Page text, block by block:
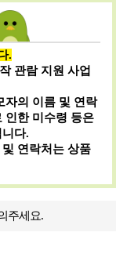
.
관람 지원 사업
자의 이름 및 연락
인한 미수령 등은
다.
연락처는 상품
주세요.